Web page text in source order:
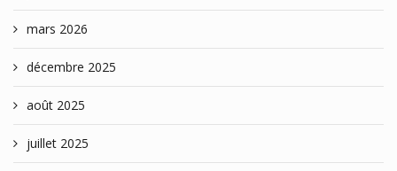
mars 2026
décembre 2025
août 2025
juillet 2025